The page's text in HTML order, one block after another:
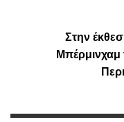
Στην
Μπέρμινχαμ